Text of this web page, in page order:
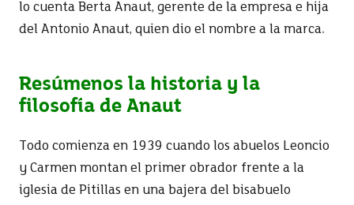
lo cuenta Berta Anaut, gerente de la empresa e hija
del Antonio Anaut, quien dio el nombre a la marca.
Resúmenos la historia y la
filosofía de Anaut
Todo comienza en 1939 cuando los abuelos Leoncio
y Carmen montan el primer obrador frente a la
iglesia de Pitillas en una bajera del bisabuelo